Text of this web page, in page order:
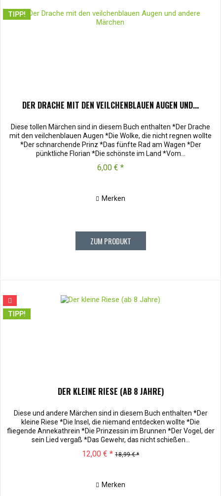
TIPP!
DER DRACHE MIT DEN VEILCHENBLAUEN AUGEN UND...
Diese tollen Märchen sind in diesem Buch enthalten *Der Drache
mit den veilchenblauen Augen *Die Wolke, die nicht regnen wollte
*Der schnarchende Prinz *Das fünfte Rad am Wagen *Der
pünktliche Florian *Die schönste im Land *Vom...
6,00 € *
Merken
ZUM PRODUKT
TIPP!
DER KLEINE RIESE (AB 8 JAHRE)
Diese und andere Märchen sind in diesem Buch enthalten *Der
kleine Riese *Die Insel, die niemand entdecken wollte *Die
fliegende Annekathrein *Die Prinzessin im Brunnen *Der Vogel, der
sein Lied vergaß *Das Gewehr, das nicht schießen...
12,00 € * 18,99 € *
Merken